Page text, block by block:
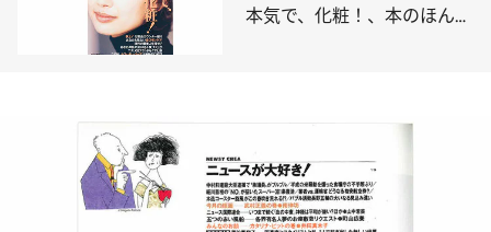
本気で、化粧！、本のほんも